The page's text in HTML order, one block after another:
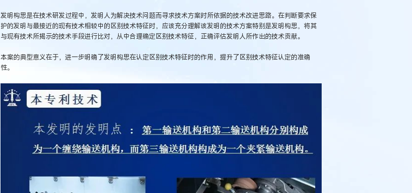
发明构思是在技术研发过程中，发明人为解决技术问题而寻求技术方案时所依据的技术改进思路。在判断要求保
护的发明与最接近的现有技术相较中的区别技术特征时，应该充分理解该发明的技术方案特别是发明构思，将其
与现有技术所揭示的技术手段进行比对，从中合理确定区别技术特征，正确评估发明人所作出的技术贡献。
本案的典型意义在于，进一步明确了发明构思在认定区别技术特征时的作用，提升了区别技术特征认定的准确
性。